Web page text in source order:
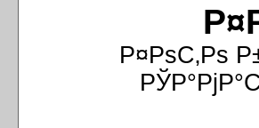
Р¤РѕС‚Рѕ